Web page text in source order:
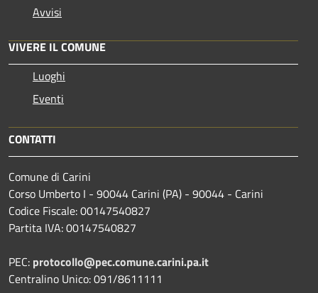
Avvisi
VIVERE IL COMUNE
Luoghi
Eventi
CONTATTI
Comune di Carini
Corso Umberto I - 90044 Carini (PA) - 90044 - Carini
Codice Fiscale: 00147540827
Partita IVA: 00147540827
PEC: protocollo@pec.comune.carini.pa.it
Centralino Unico: 091/8611111